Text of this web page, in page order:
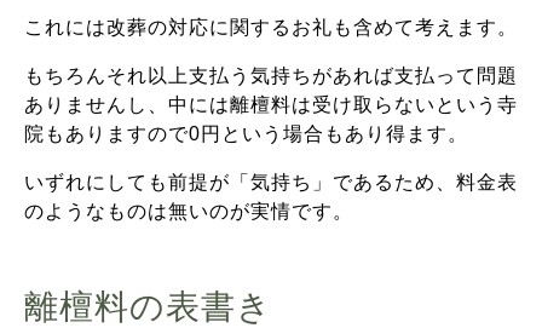
これには改葬の対応に関するお礼も含めて考えます。
もちろんそれ以上支払う気持ちがあれば支払って問題
ありませんし、中には離檀料は受け取らないという寺
院もありますので0円という場合もあり得ます。
いずれにしても前提が「気持ち」であるため、料金表
のようなものは無いのが実情です。
離檀料の表書き